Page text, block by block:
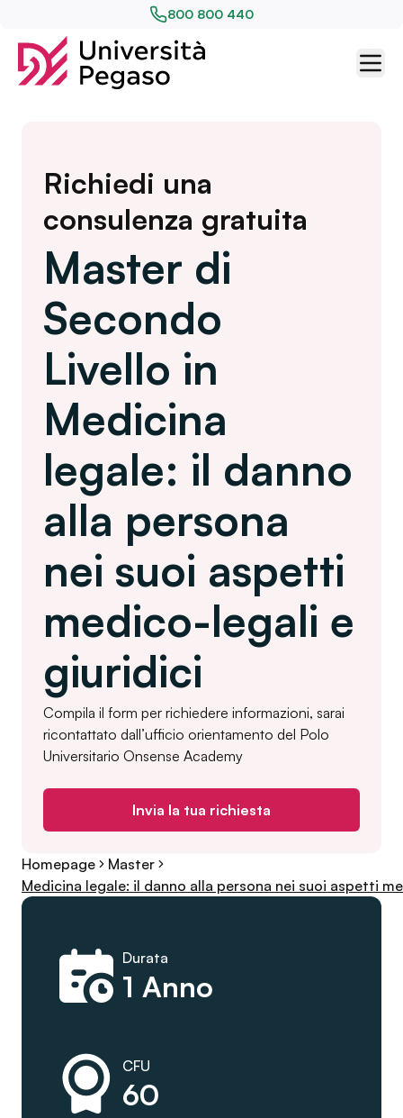
800 800 440
Richiedi una
consulenza gratuita
Master di
Secondo
Livello in
Medicina
legale: il danno
alla persona
nei suoi aspetti
medico-legali e
giuridici
Compila il form per richiedere informazioni, sarai
ricontattato dall’ufficio orientamento del Polo
Universitario Onsense Academy
Invia la tua richiesta
Homepage
Master
Medicina legale: il danno alla persona nei suoi aspetti
1 Anno
Durata
60
CFU